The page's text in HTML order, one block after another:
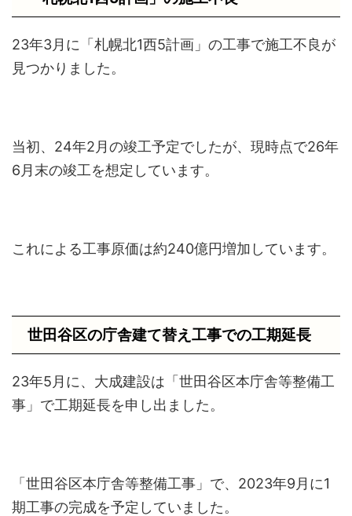
23年3月に「札幌北1西5計画」の工事で施工不良が
見つかりました。
当初、24年2月の竣工予定でしたが、現時点で26年
6月末の竣工を想定しています。
これによる工事原価は約240億円増加しています。
世田谷区の庁舎建て替え工事での工期延長
23年5月に、大成建設は「世田谷区本庁舎等整備工
事」で工期延長を申し出ました。
「世田谷区本庁舎等整備工事」で、2023年9月に1
期工事の完成を予定していました。